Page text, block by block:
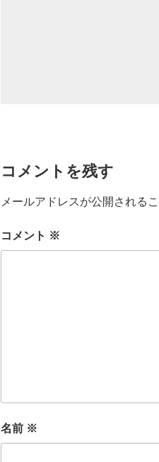
コメントを残す
メールアドレスが公開される
コメント ※
名前 ※